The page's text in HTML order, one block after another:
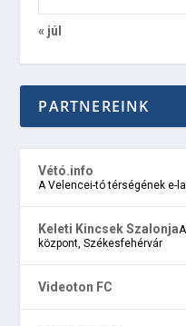
« júl
PARTNEREINK
Vétó.info
A Velencei-tó térségének e-
Keleti Kincsek Szalonja
központ, Székesfehérvár
Videoton FC